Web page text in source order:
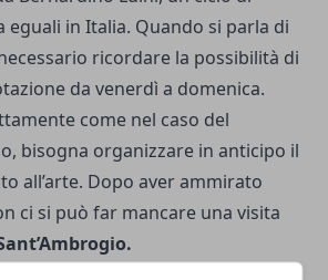
eguali in Italia. Quando si parla di
ricordare la possibilità di
da venerdì a domenica.
come nel caso del
bisogna organizzare in anticipo il
all’arte. Dopo aver ammirato
ci si può far mancare una visita